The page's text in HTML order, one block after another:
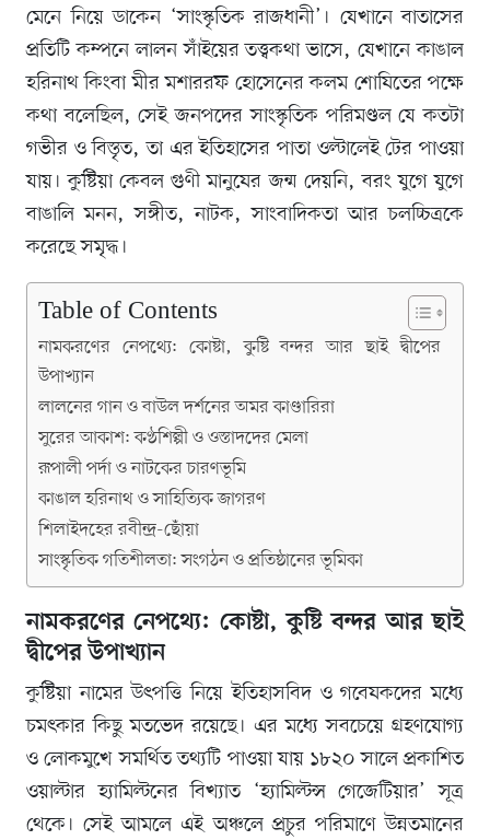
মেনে নিয়ে ডাকেন ‘সাংস্কৃতিক রাজধানী’। যেখানে বাতাসের
প্রতিটি কম্পনে লালন সাঁইয়ের তত্ত্বকথা ভাসে, যেখানে কাঙাল
হরিনাথ কিংবা মীর মশাররফ হোসেনের কলম শোষিতের পক্ষে
কথা বলেছিল, সেই জনপদের সাংস্কৃতিক পরিমণ্ডল যে কতটা
গভীর ও বিস্তৃত, তা এর ইতিহাসের পাতা ওল্টালেই টের পাওয়া
যায়। কুষ্টিয়া কেবল গুণী মানুষের জন্ম দেয়নি, বরং যুগে যুগে
বাঙালি মনন, সঙ্গীত, নাটক, সাংবাদিকতা আর চলচ্চিত্রকে
করেছে সমৃদ্ধ।
Table of Contents
নামকরণের নেপথ্যে: কোষ্টা, কুষ্টি বন্দর আর ছাই দ্বীপের
উপাখ্যান
লালনের গান ও বাউল দর্শনের অমর কাণ্ডারিরা
সুরের আকাশ: কণ্ঠশিল্পী ও ওস্তাদদের মেলা
রূপালী পর্দা ও নাটকের চারণভূমি
কাঙাল হরিনাথ ও সাহিত্যিক জাগরণ
শিলাইদহের রবীন্দ্র-ছোঁয়া
সাংস্কৃতিক গতিশীলতা: সংগঠন ও প্রতিষ্ঠানের ভূমিকা
নামকরণের নেপথ্যে: কোষ্টা, কুষ্টি বন্দর আর ছাই
দ্বীপের উপাখ্যান
কুষ্টিয়া নামের উৎপত্তি নিয়ে ইতিহাসবিদ ও গবেষকদের মধ্যে
চমৎকার কিছু মতভেদ রয়েছে। এর মধ্যে সবচেয়ে গ্রহণযোগ্য
ও লোকমুখে সমর্থিত তথ্যটি পাওয়া যায় ১৮২০ সালে প্রকাশিত
ওয়াল্টার হ্যামিল্টনের বিখ্যাত ‘হ্যামিল্টন্স গেজেটিয়ার’ সূত্র
থেকে। সেই আমলে এই অঞ্চলে প্রচুর পরিমাণে উন্নতমানের